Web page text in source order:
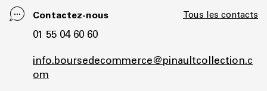
Contactez-nous Tous les contacts
01 55 04 60 60
info.boursedecommerce@pinaultcollection.c
om